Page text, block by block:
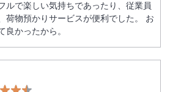
ルで楽しい気持ちであったり、従業員
荷物預かりサービスが便利でした。 お
良かったから。